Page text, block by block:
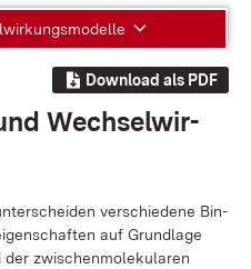
Download als PDF
Wech­sel­wir­
ver­schie­de­ne Bin­
auf Grund­la­ge
zwi­schen­mo­le­ku­la­ren